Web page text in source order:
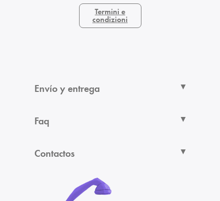
Termini e
condizioni
Envío y entrega
Faq
Contactos